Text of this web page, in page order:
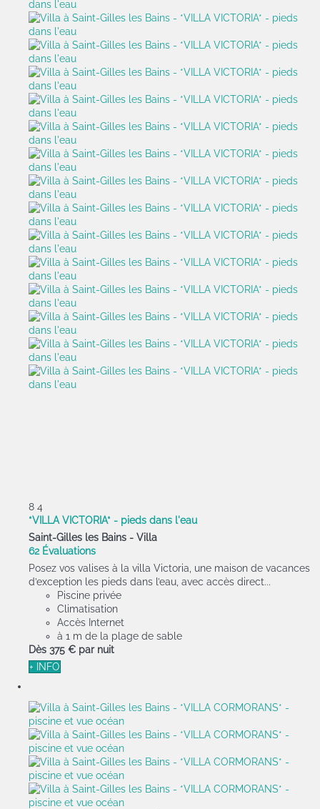
8 4
*VILLA VICTORIA* - pieds dans l'eau
Saint-Gilles les Bains - Villa
62 Évaluations
Posez vos valises à la villa Victoria, une maison de vacances
d’exception les pieds dans l’eau, avec accès direct...
Piscine privée
Climatisation
Accès Internet
à 1 m de la plage de sable
Dès 375 € par nuit
+ INFO